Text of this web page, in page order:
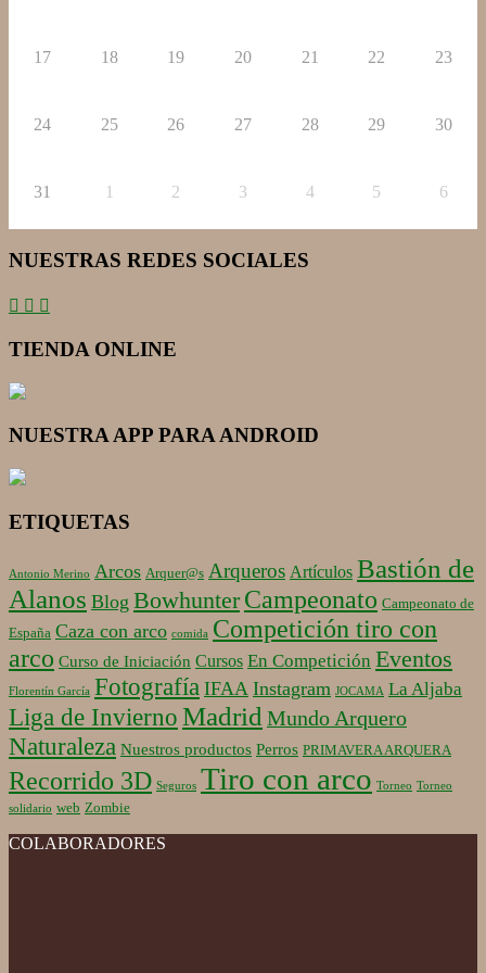
17 18 19 20 21 22 23
24 25 26 27 28 29 30
31 1 2 3 4 5 6
NUESTRAS REDES SOCIALES
TIENDA ONLINE
NUESTRA APP PARA ANDROID
ETIQUETAS
Antonio Merino Arcos Arquer@s Arqueros Artículos Bastión de
Alanos Blog Bowhunter Campeonato Campeonato de
España Caza con arco comida Competición tiro con
arco Curso de Iniciación Cursos En Competición Eventos
Florentín García Fotografía IFAA Instagram JOCAMA La Aljaba
Liga de Invierno Madrid Mundo Arquero
Naturaleza Nuestros productos Perros PRIMAVERA ARQUERA
Recorrido 3D Seguros Tiro con arco Torneo Torneo
solidario web Zombie
COLABORADORES